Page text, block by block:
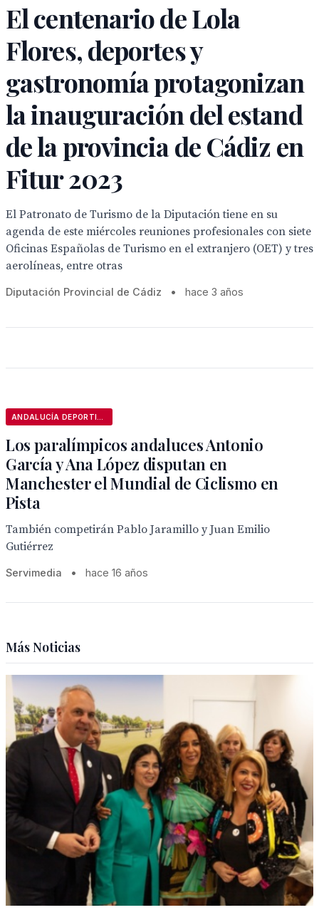
El centenario de Lola
Flores, deportes y
gastronomía protagonizan
la inauguración del estand
de la provincia de Cádiz en
Fitur 2023
El Patronato de Turismo de la Diputación tiene en su
agenda de este miércoles reuniones profesionales con siete
Oficinas Españolas de Turismo en el extranjero (OET) y tres
aerolíneas, entre otras
Diputación Provincial de Cádiz • hace 3 años
Los paralímpicos andaluces Antonio
García y Ana López disputan en
Manchester el Mundial de Ciclismo en
Pista
También competirán Pablo Jaramillo y Juan Emilio
Gutiérrez
Servimedia • hace 16 años
Más Noticias